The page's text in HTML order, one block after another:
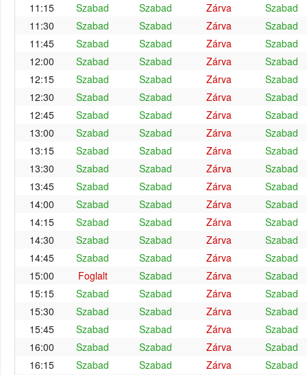
11:15
Szabad Szabad Zárva
Szabad
11:30
Szabad Szabad Zárva
Szabad
11:45
Szabad Szabad Zárva
Szabad
12:00
Szabad Szabad Zárva
Szabad
12:15
Szabad Szabad Zárva
Szabad
12:30
Szabad Szabad Zárva
Szabad
12:45
Szabad Szabad Zárva
Szabad
13:00
Szabad Szabad Zárva
Szabad
13:15
Szabad Szabad Zárva
Szabad
13:30
Szabad Szabad Zárva
Szabad
13:45
Szabad Szabad Zárva
Szabad
14:00
Szabad Szabad Zárva
Szabad
14:15
Szabad Szabad Zárva
Szabad
14:30
Szabad Szabad Zárva
Szabad
14:45
Szabad Szabad Zárva
Szabad
15:00
Foglalt Szabad Zárva
Szabad
15:15
Szabad Szabad Zárva
Szabad
15:30
Szabad Szabad Zárva
Szabad
15:45
Szabad Szabad Zárva
Szabad
16:00
Szabad Szabad Zárva
Szabad
16:15
Szabad Szabad Zárva Szabad